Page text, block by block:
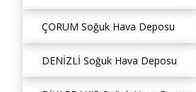
ÇORUM Soğuk Hava Deposu
DENİZLİ Soğuk Hava Deposu